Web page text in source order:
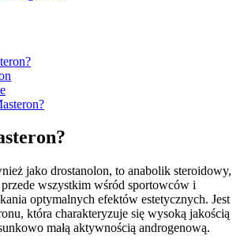
jako drostanolon, to anabolik steroidowy,
wszystkim wśród sportowców i
optymalnych efektów estetycznych. Jest
która charakteryzuje się wysoką jakością
małą aktywnością androgenową.